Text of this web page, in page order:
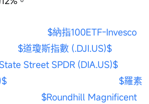
$納指100ETF-Invesco
$道瓊斯指數 (.DJI.US)$
Street SPDR (DIA.US)$
$羅素
$Roundhill Magnificent